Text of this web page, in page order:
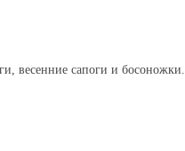
весенние сапоги и босоножки.